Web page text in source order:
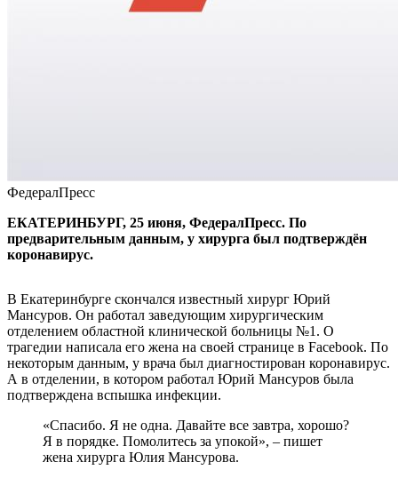
ФедералПресс
ЕКАТЕРИНБУРГ, 25 июня, ФедералПресс. По
предварительным данным, у хирурга был подтверждён
коронавирус.
В Екатеринбурге скончался известный хирург Юрий
Мансуров. Он работал заведующим хирургическим
отделением областной клинической больницы №1. О
трагедии написала его жена на своей странице в Facebook. По
некоторым данным, у врача был диагностирован коронавирус.
А в отделении, в котором работал Юрий Мансуров была
подтверждена вспышка инфекции.
«Спасибо. Я не одна. Давайте все завтра, хорошо?
Я в порядке. Помолитесь за упокой», – пишет
жена хирурга Юлия Мансурова.